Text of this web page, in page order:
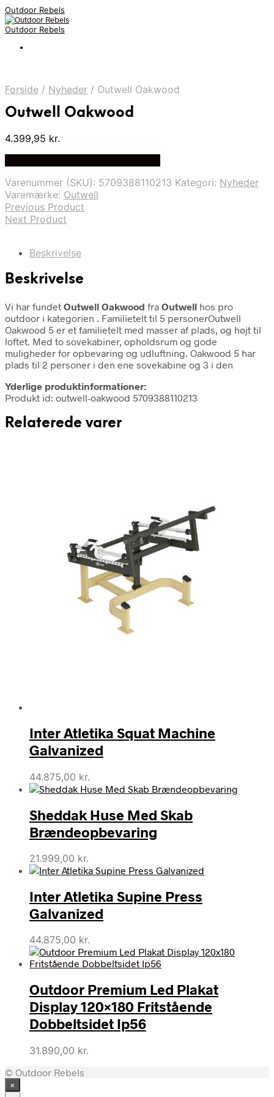
Outdoor Rebels
Outdoor Rebels
Forside / Nyheder / Outwell Oakwood
Outwell Oakwood
4.399,95 kr.
Varenummer (SKU): 5709388110213 Kategori: Nyheder
Varemærke: Outwell
Previous Product
Next Product
Beskrivelse
Beskrivelse
Vi har fundet Outwell Oakwood fra Outwell hos pro
outdoor i kategorien . Familietelt til 5 personerOutwell
Oakwood 5 er et familietelt med masser af plads, og højt til
loftet. Med to sovekabiner, opholdsrum og gode
muligheder for opbevaring og udluftning. Oakwood 5 har
plads til 2 personer i den ene sovekabine og 3 i den
Yderlige produktinformationer:
Produkt id: outwell-oakwood 5709388110213
Relaterede varer
Inter Atletika Squat Machine
Galvanized
44.875,00 kr.
Sheddak Huse Med Skab
Brændeopbevaring
21.999,00 kr.
Inter Atletika Supine Press
Galvanized
44.875,00 kr.
Outdoor Premium Led Plakat
Display 120×180 Fritstående
Dobbeltsidet Ip56
31.890,00 kr.
© Outdoor Rebels
×